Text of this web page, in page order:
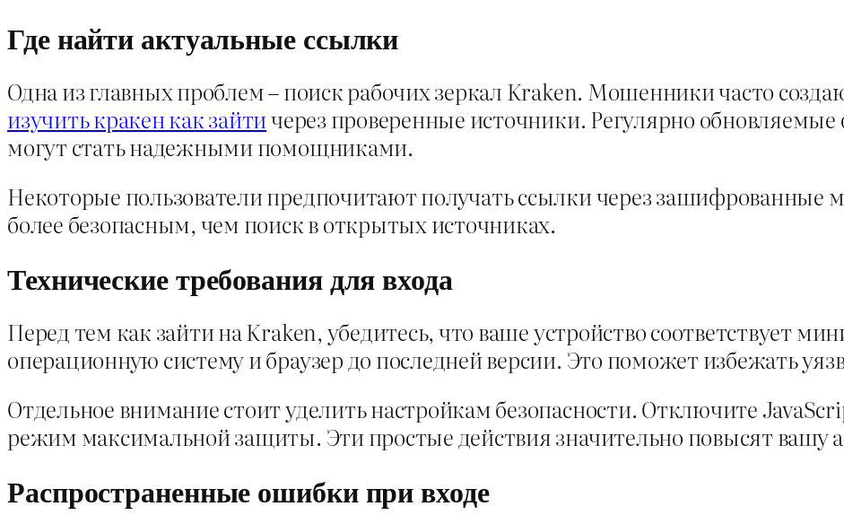
Где найти актуальные ссылки
Одна из главных проблем – поиск рабочих зеркал Kraken. Мошенники часто
изучить кракен как зайтичерез проверенные источники. Регулярно
могут стать надежными помощниками.
Некоторые пользователи предпочитают получать ссылки через зашифрованные
более безопасным, чем поиск в открытых источниках.
Технические требования для входа
Перед тем как зайти на Kraken, убедитесь, что ваше устройство соответствует
операционную систему и браузер до последней версии. Это поможет избежать
Отдельное внимание стоит уделить настройкам безопасности. Отключите
режим максимальной защиты. Эти простые действия значительно повысят вашу
Распространенные ошибки при входе